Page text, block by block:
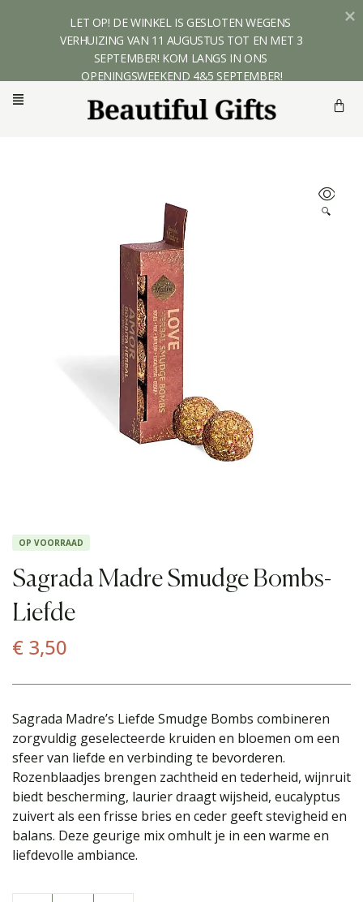
🔍
OP VOORRAAD
Sagrada Madre Smudge Bombs-
Liefde
€ 3,50
Sagrada Madre’s Liefde Smudge Bombs combineren
zorgvuldig geselecteerde kruiden en bloemen om een
sfeer van liefde en verbinding te bevorderen.
Rozenblaadjes brengen zachtheid en tederheid, wijnruit
biedt bescherming, laurier draagt wijsheid, eucalyptus
zuivert als een frisse bries en ceder geeft stevigheid en
balans. Deze geurige mix omhult je in een warme en
liefdevolle ambiance.
LET OP! DE WINKEL IS GESLOTEN WEGENS
VERHUIZING VAN 11 AUGUSTUS TOT EN MET 3
SEPTEMBER! KOM LANGS IN ONS
OPENINGSWEEKEND 4&5 SEPTEMBER!